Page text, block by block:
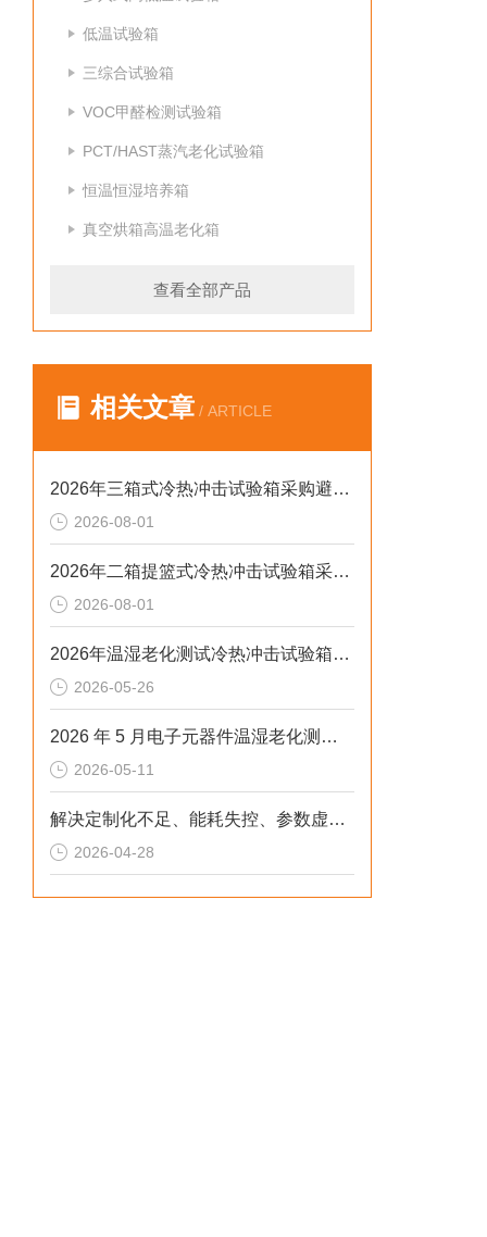
低温试验箱
三综合试验箱
VOC甲醛检测试验箱
PCT/HAST蒸汽老化试验箱
恒温恒湿培养箱
真空烘箱高温老化箱
查看全部产品
相关文章 / ARTICLE
2026年三箱式冷热冲击试验箱采购避坑：静测工况、参数与合规选型逻辑
2026-08-01
2026年二箱提篮式冷热冲击试验箱采购避坑：参数、工况与合规逻辑
2026-08-01
2026年温湿老化测试冷热冲击试验箱排行榜：解决精度差、数据无效等核心痛点
2026-05-26
2026 年 5 月电子元器件温湿老化测试：冷热冲击不稳、数据无效？这样解决
2026-05-11
解决定制化不足、能耗失控、参数虚标痛点的2026选型标准
2026-04-28